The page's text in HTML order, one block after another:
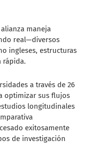
maneja
real—diversos
ingleses, estructuras
rápida.
a través de 26
optimizar sus flujos
longitudinales
exitosamente
de investigación